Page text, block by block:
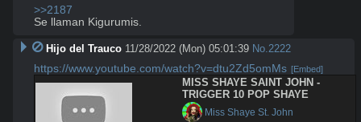
>>2187
Se llaman Kigurumis.
Hijo del Trauco 11/28/2022 (Mon) 05:01:39 No.2222
https://www.youtube.com/watch?v=dtu2Zd5omMs [Embed]
MISS SHAYE SAINT JOHN -
TRIGGER 10 POP SHAYE
Miss Shaye St. John